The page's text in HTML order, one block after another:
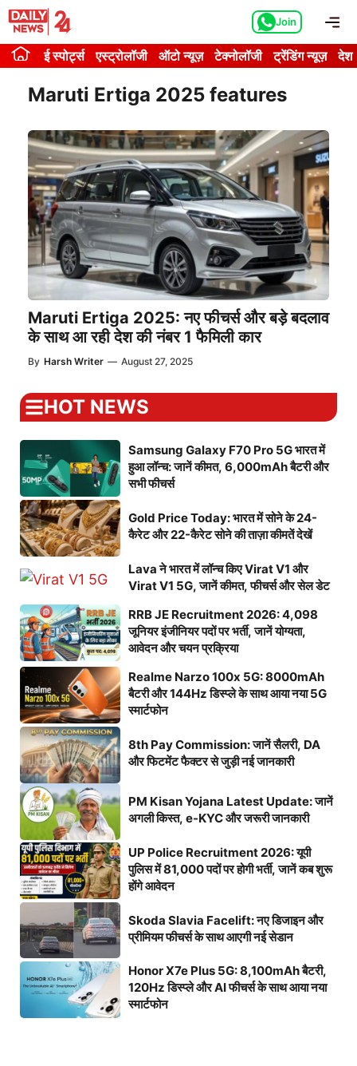
Skip
content
Join
ई स्पोर्ट्स एस्ट्रोलॉजी ऑटो न्यूज़ टेक्नोलॉजी ट्रेंडिंग न्यूज़ देश
Maruti Ertiga 2025 features
Maruti Ertiga 2025: नए फीचर्स और बड़े बदलाव
के साथ आ रही देश की नंबर 1 फैमिली कार
By Harsh Writer — August 27, 2025
HOT NEWS
Samsung Galaxy F70 Pro 5G भारत में
हुआ लॉन्च: जानें कीमत, 6,000mAh बैटरी और
सभी फीचर्स
Gold Price Today: भारत में सोने के 24-
कैरेट और 22-कैरेट सोने की ताज़ा कीमतें देखें
Lava ने भारत में लॉन्च किए Virat V1 और
Virat V1 5G, जानें कीमत, फीचर्स और सेल डेट
RRB JE Recruitment 2026: 4,098
जूनियर इंजीनियर पदों पर भर्ती, जानें योग्यता,
आवेदन और चयन प्रक्रिया
Realme Narzo 100x 5G: 8000mAh
बैटरी और 144Hz डिस्प्ले के साथ आया नया 5G
स्मार्टफोन
8th Pay Commission: जानें सैलरी, DA
और फिटमेंट फैक्टर से जुड़ी नई जानकारी
PM Kisan Yojana Latest Update: जानें
अगली किस्त, e-KYC और जरूरी जानकारी
UP Police Recruitment 2026: यूपी
पुलिस में 81,000 पदों पर होगी भर्ती, जानें कब शुरू
होंगे आवेदन
Skoda Slavia Facelift: नए डिजाइन और
प्रीमियम फीचर्स के साथ आएगी नई सेडान
Honor X7e Plus 5G: 8,100mAh बैटरी,
120Hz डिस्प्ले और AI फीचर्स के साथ आया नया
स्मार्टफोन